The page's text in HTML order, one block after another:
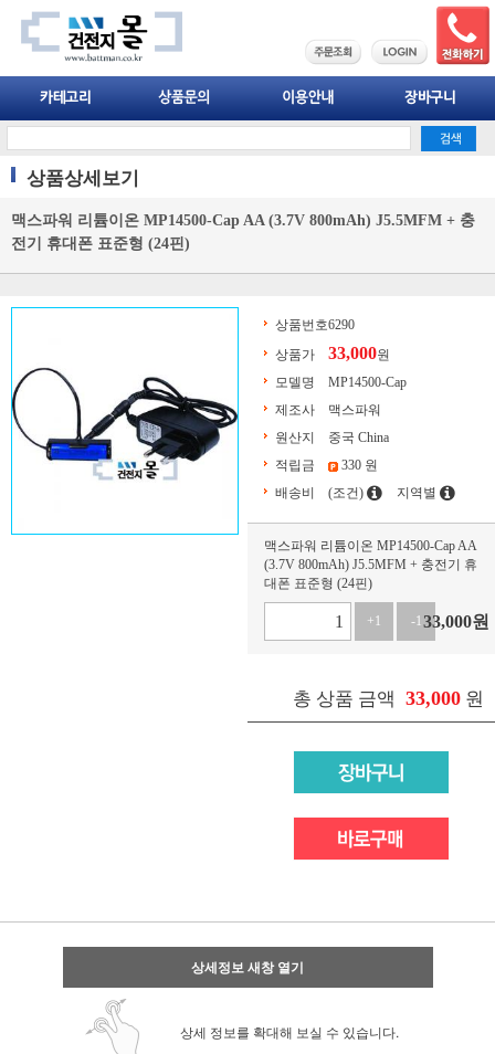
상품상세보기
맥스파워 리튬이온 MP14500-Cap AA (3.7V 800mAh) J5.5MFM + 충
전기 휴대폰 표준형 (24핀)
상품번호6290
상품가
33,000원
모델명
MP14500-Cap
제조사
맥스파워
원산지
중국 China
적립금
330 원
배송비
(조건) 지역별
맥스파워 리튬이온 MP14500-Cap AA
(3.7V 800mAh) J5.5MFM + 충전기 휴
대폰 표준형 (24핀)
+1 -133,000원
총 상품 금액 33,000 원
상세정보 새창 열기
상세 정보를 확대해 보실 수 있습니다.